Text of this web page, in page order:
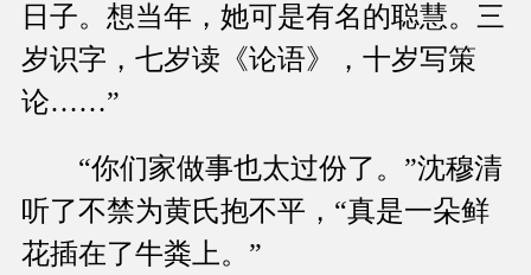
日子。想当年，她可是有名的聪慧。三
岁识字，七岁读《论语》，十岁写策
论……”
“你们家做事也太过份了。”沈穆清
听了不禁为黄氏抱不平，“真是一朵鲜
花插在了牛粪上。”